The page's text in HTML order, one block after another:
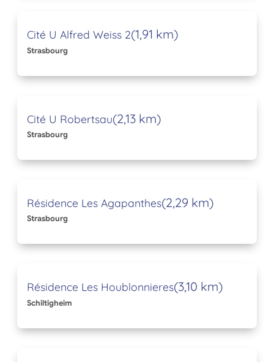
Cité U Alfred Weiss 2(1,91 km)
Strasbourg
Cité U Robertsau(2,13 km)
Strasbourg
Résidence Les Agapanthes(2,29 km)
Strasbourg
Résidence Les Houblonnieres(3,10 km)
Schiltigheim